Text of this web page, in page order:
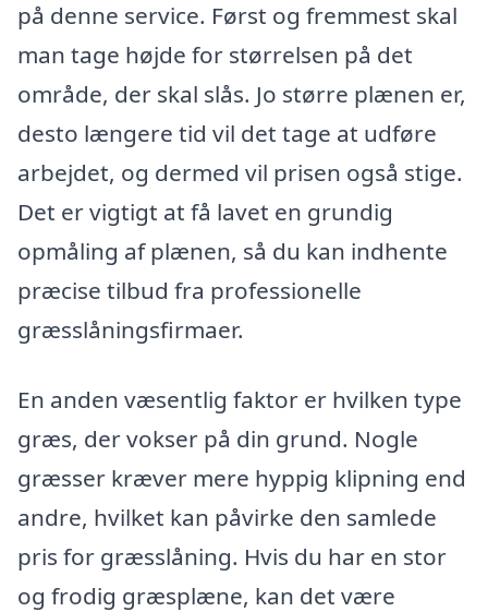
på denne service. Først og fremmest skal
man tage højde for størrelsen på det
område, der skal slås. Jo større plænen er,
desto længere tid vil det tage at udføre
arbejdet, og dermed vil prisen også stige.
Det er vigtigt at få lavet en grundig
opmåling af plænen, så du kan indhente
præcise tilbud fra professionelle
græsslåningsfirmaer.
En anden væsentlig faktor er hvilken type
græs, der vokser på din grund. Nogle
græsser kræver mere hyppig klipning end
andre, hvilket kan påvirke den samlede
pris for græsslåning. Hvis du har en stor
og frodig græsplæne, kan det være